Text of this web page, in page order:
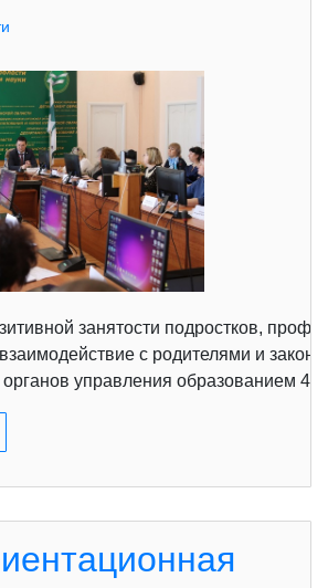
занятости подростков,
с родителями и
управления образованием 4